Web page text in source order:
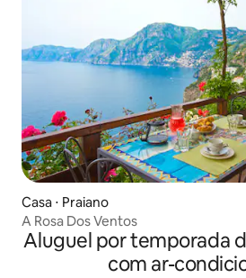
Casa ⋅ Praiano
A Rosa Dos Ventos
Aluguel por temporada
com ar-